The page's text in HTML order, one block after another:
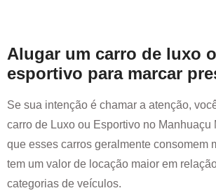
Alugar um carro de luxo
esportivo para marcar
Se sua intenção é chamar a atenção,
carro de Luxo ou Esportivo no Manhuaçu
que esses carros geralmente consomem
tem um valor de locação maior em
categorias de veículos.